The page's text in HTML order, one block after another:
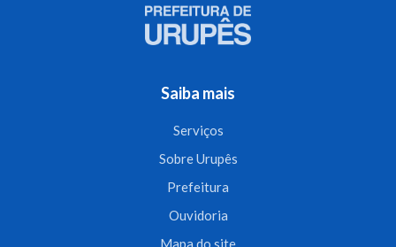
Saiba mais
Serviços
Sobre Urupês
Prefeitura
Ouvidoria
Mapa do site